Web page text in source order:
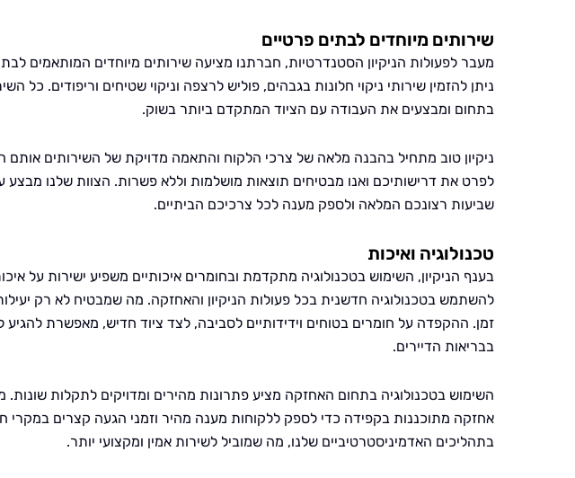
שירותים מיוחדים לבתים פרטיים
מעבר לפעולות הניקיון הסטנדרטיות, חברתנו מציעה שירותים מיוחדים המותאמים
ניתן להזמין שירותי ניקוי חלונות בגבהים, פוליש לרצפה וניקוי שטיחים וריפודים. כל
בתחום ומבצעים את העבודה עם הציוד המתקדם ביותר בשוק.
ניקיון טוב מתחיל בהבנה מלאה של צרכי הלקוח והתאמה מדויקת של השירותים אותם
לפרט את דרישותיכם ואנו מבטיחים תוצאות מושלמות וללא פשרות. הצוות שלנו
שביעות רצונכם המלאה ולספק מענה לכל צרכיכם הביתיים.
טכנולוגיה ואיכות
בענף הניקיון, השימוש בטכנולוגיה מתקדמת ובחומרים איכותיים משפיע ישירות על
להשתמש בטכנולוגיה חדשנית בכל פעולות הניקיון והאחזקה. מה שמבטיח לא רק
זמן. ההקפדה על חומרים בטוחים וידידותיים לסביבה, לצד ציוד חדיש, מאפשרת
בבריאות הדיירים.
השימוש בטכנולוגיה בתחום האחזקה מציע פתרונות מהירים ומדויקים לתקלות שונות.
אחזקה מתוכננות בקפידה כדי לספק ללקוחות מענה מהיר וזמני הגעה קצרים במקרי
בתהליכים האדמיניסטרטיביים שלנו, מה שמוביל לשירות אמין ומקצועי יותר.